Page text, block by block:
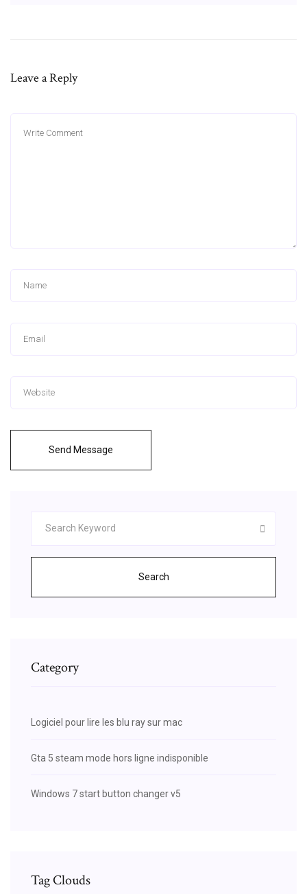
Leave a Reply
Send Message
Search
Category
Logiciel pour lire les blu ray sur mac
Gta 5 steam mode hors ligne indisponible
Windows 7 start button changer v5
Tag Clouds